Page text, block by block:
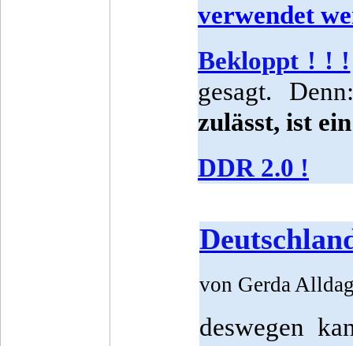
verwendet
Bekloppt ! ! !
gesagt. Denn:
zulässt, ist
DDR 2.0 !
von Gerda
deswegen